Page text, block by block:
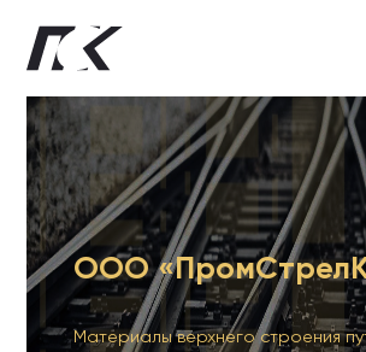
ООО
Материалы верхнего строения